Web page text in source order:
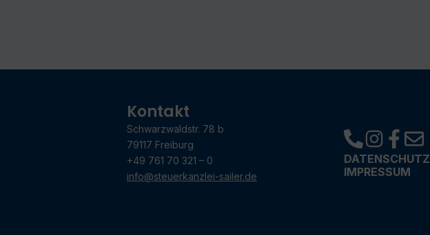
Kontakt
Schwarzwaldstr. 78 b
79117 Freiburg
+49 761 70 321 – 0
info@steuerkanzlei-sailer.de
DATENSCHUTZ
IMPRESSUM